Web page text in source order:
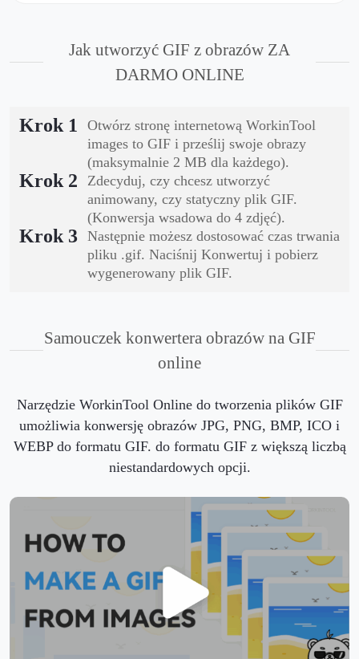
Jak utworzyć GIF z obrazów ZA
DARMO ONLINE
Krok 1
Otwórz stronę internetową WorkinTool
images to GIF i prześlij swoje obrazy
(maksymalnie 2 MB dla każdego).
Krok 2
Zdecyduj, czy chcesz utworzyć
animowany, czy statyczny plik GIF.
(Konwersja wsadowa do 4 zdjęć).
Krok 3
Następnie możesz dostosować czas trwania
pliku .gif. Naciśnij Konwertuj i pobierz
wygenerowany plik GIF.
Samouczek konwertera obrazów na GIF
online
Narzędzie WorkinTool Online do tworzenia plików GIF
umożliwia konwersję obrazów JPG, PNG, BMP, ICO i
WEBP do formatu GIF. do formatu GIF z większą liczbą
niestandardowych opcji.